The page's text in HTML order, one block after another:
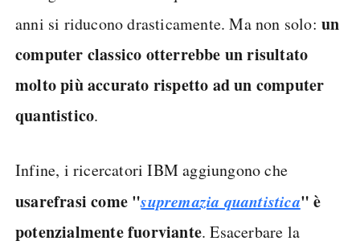
anni si riducono drasticamente. Ma non solo:un
computer classico otterrebbe un risultato
molto più accurato rispetto ad un computer
quantistico.
Infine, i ricercatori IBM aggiungono che
usarefrasi come "supremazia quantistica" è
potenzialmente fuorviante. Esacerbare la